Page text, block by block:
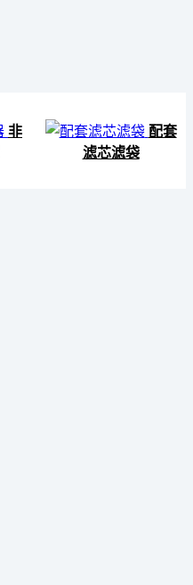
非
配套
滤芯滤袋